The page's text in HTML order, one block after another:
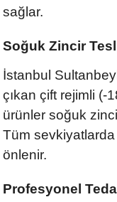
sağlar.
Soğuk Zincir
İstanbul
çıkan çift rejimli (-
ürünler soğuk
Tüm
önlenir.
Profesyonel